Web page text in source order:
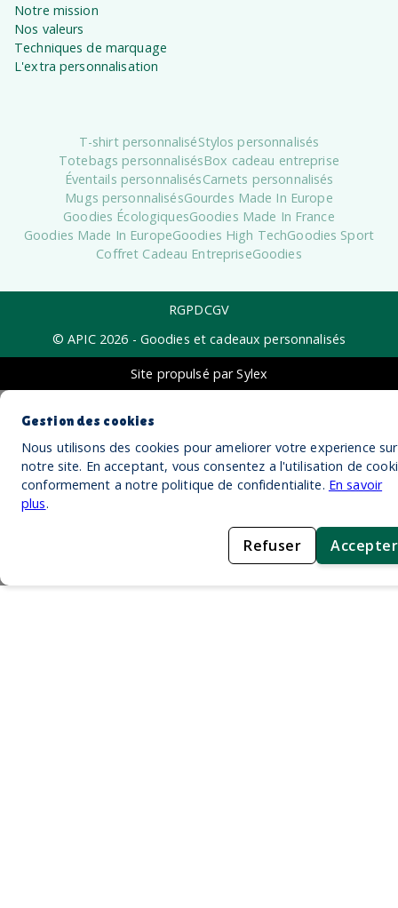
Notre mission
Nos valeurs
Techniques de marquage
L'extra personnalisation
T-shirt personnaliséStylos personnalisés
Totebags personnalisésBox cadeau entreprise
Éventails personnalisésCarnets personnalisés
Mugs personnalisésGourdes Made In Europe
Goodies ÉcologiquesGoodies Made In France
Goodies Made In EuropeGoodies High TechGoodies Sport
Coffret Cadeau EntrepriseGoodies
RGPDCGV
© APIC 2026 - Goodies et cadeaux personnalisés
Site propulsé par Sylex
Gestion des cookies
Nous utilisons des cookies pour ameliorer votre experience sur
notre site. En acceptant, vous consentez a l'utilisation de
conformement a notre politique de confidentialite. En savoir
plus.
Refuser Accepter